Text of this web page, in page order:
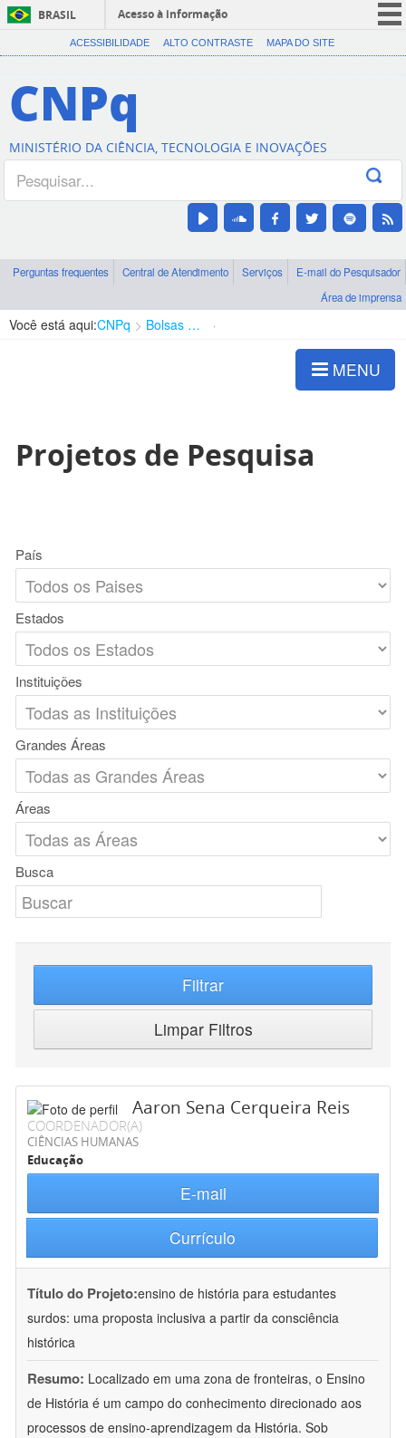
BRASIL
Acesso à informação
CORONAVÍRUS (COVID-19)
Canais
ACESSIBILIDADE ALTO CONTRASTE MAPA DO SITE
CNPq
MINISTÉRIO DA CIÊNCIA, TECNOLOGIA E INOVAÇÕES
Perguntas frequentes Central de Atendimento Serviços
E-mail do Pesquisador
Área de imprensa
Você está aqui:CNPq Bolsas e Auxílios Vigentes
MENU
Projetos de Pesquisa
País
Estados
Instituições
Grandes Áreas
Áreas
Busca
Filtrar
Limpar Filtros
Aaron Sena Cerqueira Reis
COORDENADOR(A)
CIÊNCIAS HUMANAS
Educação
E-mail
Currículo
Título do Projeto:ensino de história para estudantes
surdos: uma proposta inclusiva a partir da consciência
histórica
Resumo: Localizado em uma zona de fronteiras, o Ensino
de História é um campo do conhecimento direcionado aos
processos de ensino-aprendizagem da História. Sob